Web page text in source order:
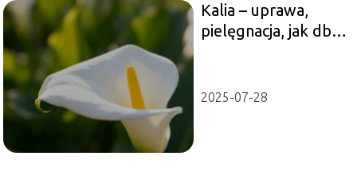
Kalia – uprawa,
pielęgnacja, jak dbać
2025-07-28